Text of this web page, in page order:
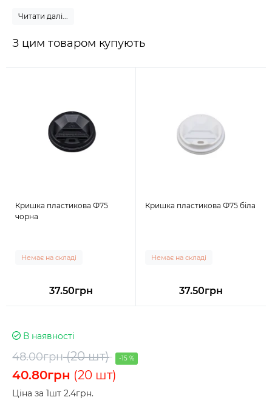
Читати далі...
З цим товаром купують
Кришка пластикова Ф75
чорна
Немає на складі
37.50грн
Кришка пластикова Ф75 біла
Немає на складі
37.50грн
В наявності
48.00грн(20 шт) -15 %
40.80грн (20 шт)
Ціна за 1шт 2.4грн.